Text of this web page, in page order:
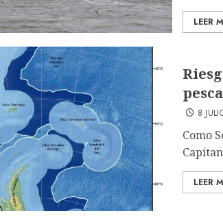
LEER
8
Como
LEER